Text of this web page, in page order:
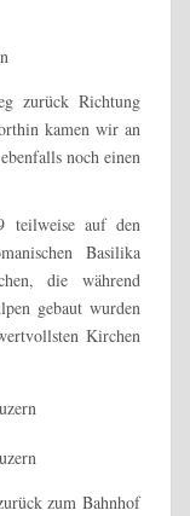
zurück Richtung
kamen wir an
noch einen
teilweise auf den
Basilika
die während
gebaut wurden
Kirchen
zum Bahnhof